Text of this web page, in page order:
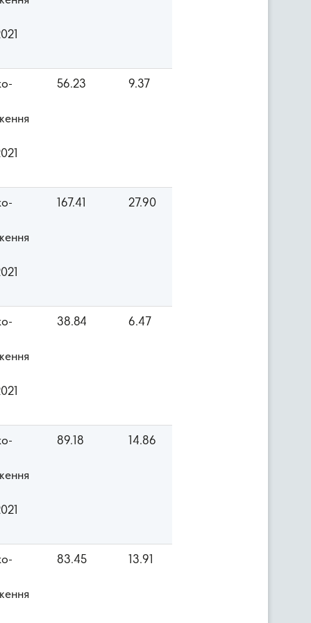
56.23 9.37
167.41 27.90
38.84 6.47
89.18 14.86
83.45 13.91